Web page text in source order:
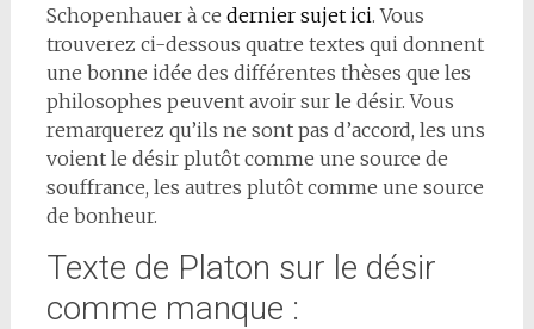
Schopenhauer à ce dernier sujet ici. Vous
trouverez ci-dessous quatre textes qui donnent
une bonne idée des différentes thèses que les
philosophes peuvent avoir sur le désir. Vous
remarquerez qu’ils ne sont pas d’accord, les uns
voient le désir plutôt comme une source de
souffrance, les autres plutôt comme une source
de bonheur.
Texte de Platon sur le désir
comme manque :